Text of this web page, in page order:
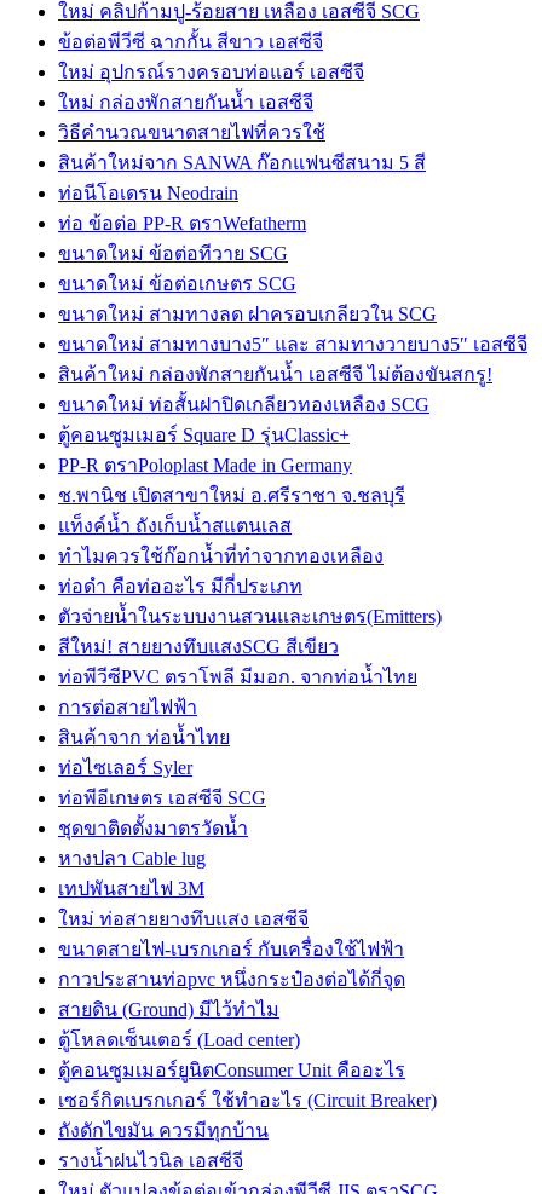
ใหม่ คลิปก้ามปู-ร้อยสาย เหลือง เอสซีจี SCG
ข้อต่อพีวีซี ฉากกั้น สีขาว เอสซีจี
ใหม่ อุปกรณ์รางครอบท่อแอร์ เอสซีจี
ใหม่ กล่องพักสายกันน้ำ เอสซีจี
วิธีคำนวณขนาดสายไฟที่ควรใช้
สินค้าใหม่จาก SANWA ก๊อกแฟนซีสนาม 5 สี
ท่อนีโอเดรน Neodrain
ท่อ ข้อต่อ PP-R ตราWefatherm
ขนาดใหม่ ข้อต่อทีวาย SCG
ขนาดใหม่ ข้อต่อเกษตร SCG
ขนาดใหม่ สามทางลด ฝาครอบเกลียวใน SCG
ขนาดใหม่ สามทางบาง5″ และ สามทางวายบาง5″ เอสซีจี
สินค้าใหม่ กล่องพักสายกันน้ำ เอสซีจี ไม่ต้องขันสกรู!
ขนาดใหม่ ท่อสั้นฝาปิดเกลียวทองเหลือง SCG
ตู้คอนซูมเมอร์ Square D รุ่นClassic+
PP-R ตราPoloplast Made in Germany
ช.พานิช เปิดสาขาใหม่ อ.ศรีราชา จ.ชลบุรี
แท็งค์น้ำ ถังเก็บน้ำสแตนเลส
ทำไมควรใช้ก๊อกน้ำที่ทำจากทองเหลือง
ท่อดำ คือท่ออะไร มีกี่ประเภท
ตัวจ่ายน้ำในระบบงานสวนและเกษตร(Emitters)
สีใหม่! สายยางทึบแสงSCG สีเขียว
ท่อพีวีซีPVC ตราโพลี มีมอก. จากท่อน้ำไทย
การต่อสายไฟฟ้า
สินค้าจาก ท่อน้ำไทย
ท่อไซเลอร์ Syler
ท่อพีอีเกษตร เอสซีจี SCG
ชุดขาติดตั้งมาตรวัดน้ำ
หางปลา Cable lug
เทปพันสายไฟ 3M
ใหม่ ท่อสายยางทึบแสง เอสซีจี
ขนาดสายไฟ-เบรกเกอร์ กับเครื่องใช้ไฟฟ้า
กาวประสานท่อpvc หนึ่งกระป๋องต่อได้กี่จุด
สายดิน (Ground) มีไว้ทำไม
ตู้โหลดเซ็นเตอร์ (Load center)
ตู้คอนซูมเมอร์ยูนิตConsumer Unit คืออะไร
เซอร์กิตเบรกเกอร์ ใช้ทำอะไร (Circuit Breaker)
ถังดักไขมัน ควรมีทุกบ้าน
รางน้ำฝนไวนิล เอสซีจี